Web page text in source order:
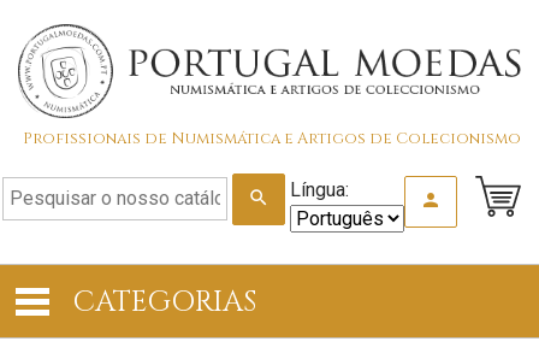
Profissionais de Numismática e Artigos de Colecionismo
search Língua: person
CATEGORIAS